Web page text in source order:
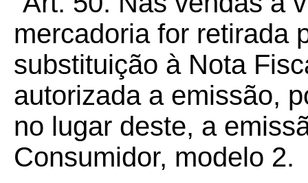
mercadoria for retirada
substituição à Nota
autorizada a emissão,
no lugar deste, a
Consumidor, modelo 2.